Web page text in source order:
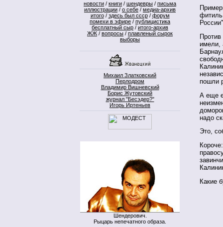
новости / книги / шендевры / письма
иллюстрации / о себе / медиа-архив
итого/ здесь был ссср/ форум
помехи в эфире / публицистика
бесплатный сыр / итого-архив
ЖЖ / вопросы / плавленый сырок
выборы
Михаил Златковский
Перлодром
Владимир Вишневский
Борис Жутовский
журнал "Бесэдер?"
Игорь Иртеньев
Шендерович.
Рыцарь непечатного образа.
имели,
пошли
А еще
надо
Это,
Какие